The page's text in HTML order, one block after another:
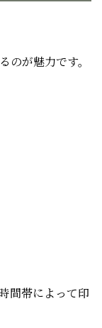
が魅力です。
間帯によって印